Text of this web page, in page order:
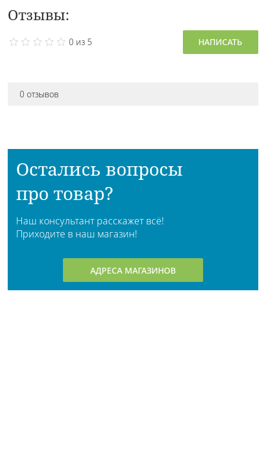
Отзывы:
0 из 5 НАПИСАТЬ
0 отзывов
Остались вопросы
про товар?
Наш консультант расскажет всё!
Приходите в наш магазин!
АДРЕСА МАГАЗИНОВ